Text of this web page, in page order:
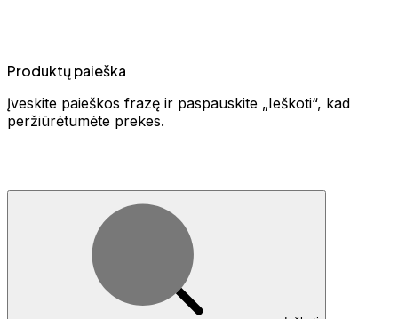
Produktų paieška
Įveskite paieškos frazę ir paspauskite „Ieškoti“, kad
peržiūrėtumėte prekes.